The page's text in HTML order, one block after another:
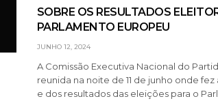
SOBRE OS RESULTADOS
PARLAMENTO EUROPEU
JUNHO 12, 2024
A Comissão Executiva Nacional do
reunida na noite de 11 de junho onde
e dos resultados das eleições para o